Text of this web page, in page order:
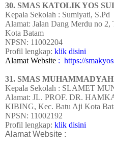
30. SMAS KATOLIK YOS
Kepala Sekolah : Sumiyati, S.Pd
Alamat: Jalan Dang Merdu no
Kota Batam
NPSN: 11002204
Profil lengkap: klik disini
Alamat Website : https://
31. SMAS MUHAMMADYAH
Kepala Sekolah : SLAMET
Alamat: JL. PROF. DR.
KIBING, Kec. Batu Aji Kota
NPSN: 11002192
Profil lengkap: klik disini
Alamat Website :